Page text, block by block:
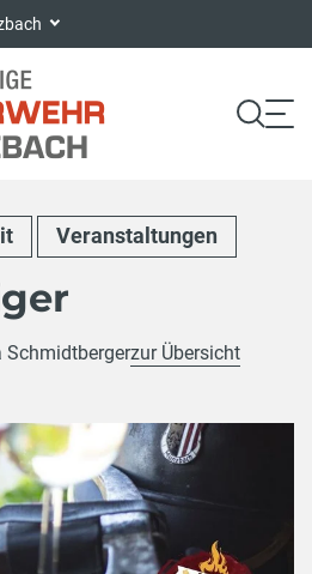
Veranstaltungen
Schmidtbergerzur Übersicht